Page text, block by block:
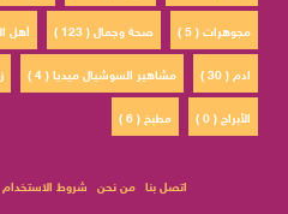
أهل صحة وجمال ( 123 )
مجوهرات ( 5 )
مشاهير السوشيال ميديا ( 4 )
ادم ( 30 )
مطبخ ( 6 )
الأبراج ( 0 )
شروط الاستخدام من نحن اتصل بنا